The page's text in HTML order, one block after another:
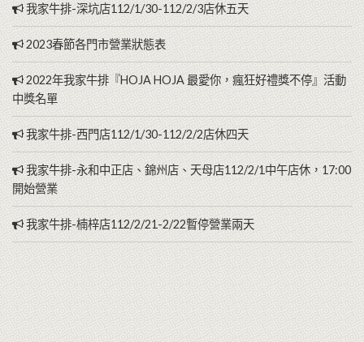
我家牛排-深坑店112/1/30-112/2/3店休五天
2023春節各門市營業狀態表
2022年我家牛排『HOJA HOJA 最愛你，瘋狂好禮獎不停』活動
中獎名單
我家牛排-西門店112/1/30-112/2/2店休四天
我家牛排-永和中正店、錦州店、天母店112/2/1中午店休，17:00
開始營業
我家牛排-楠梓店112/2/21-2/22暫停營業兩天